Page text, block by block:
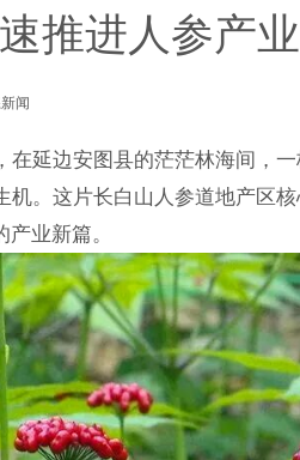
推进人参产
闻
在延边安图县的茫茫林海间，
机。这片长白山人参道地产区
业新篇。